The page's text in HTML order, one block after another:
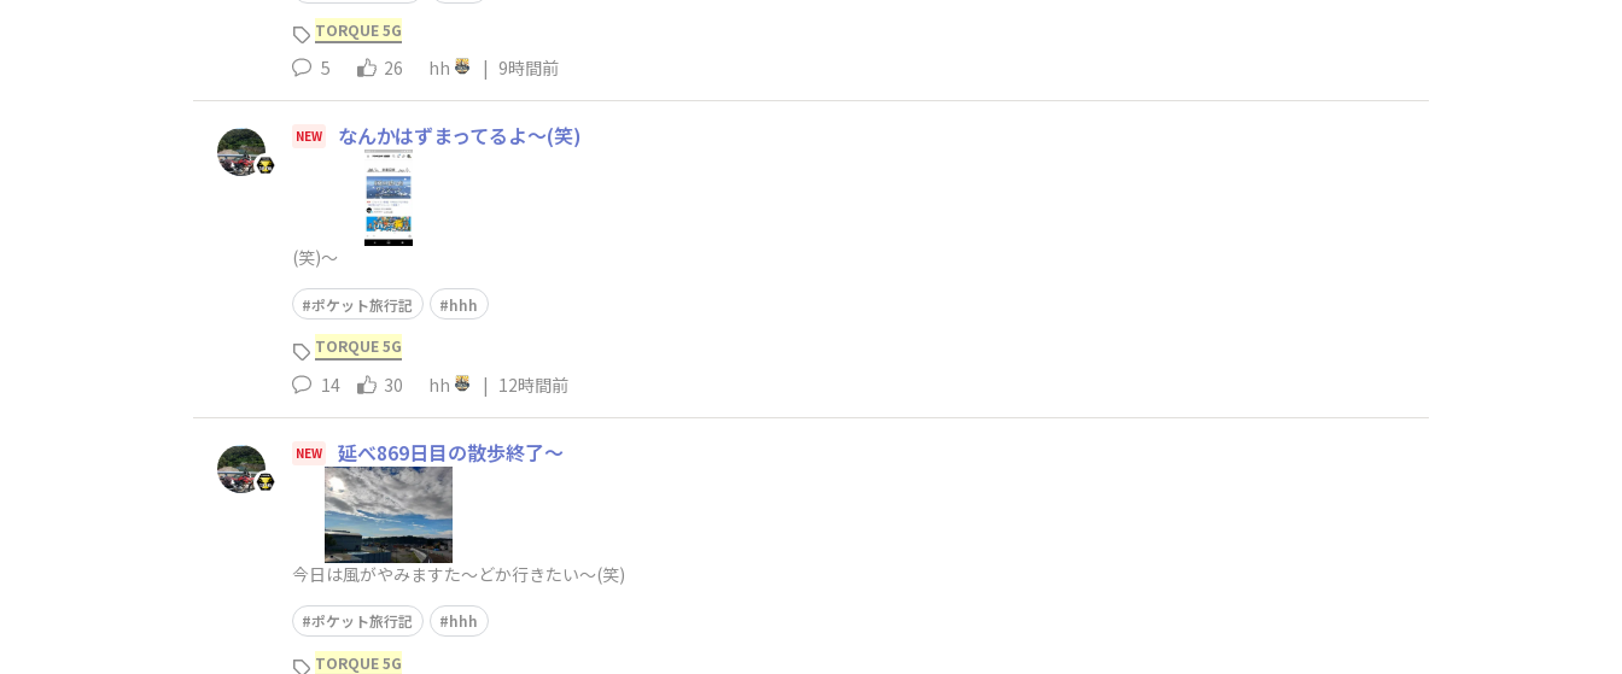
TORQUE 5G
5 26 hh | 9時間前
NEW なんかはずまってるよ～(笑)
(笑)～
ポケット旅行記 hhh
TORQUE 5G
14 30 hh | 12時間前
NEW 延べ869日目の散歩終了～
今日は風がやみますた～どか行きたい～(笑)
ポケット旅行記 hhh
TORQUE 5G